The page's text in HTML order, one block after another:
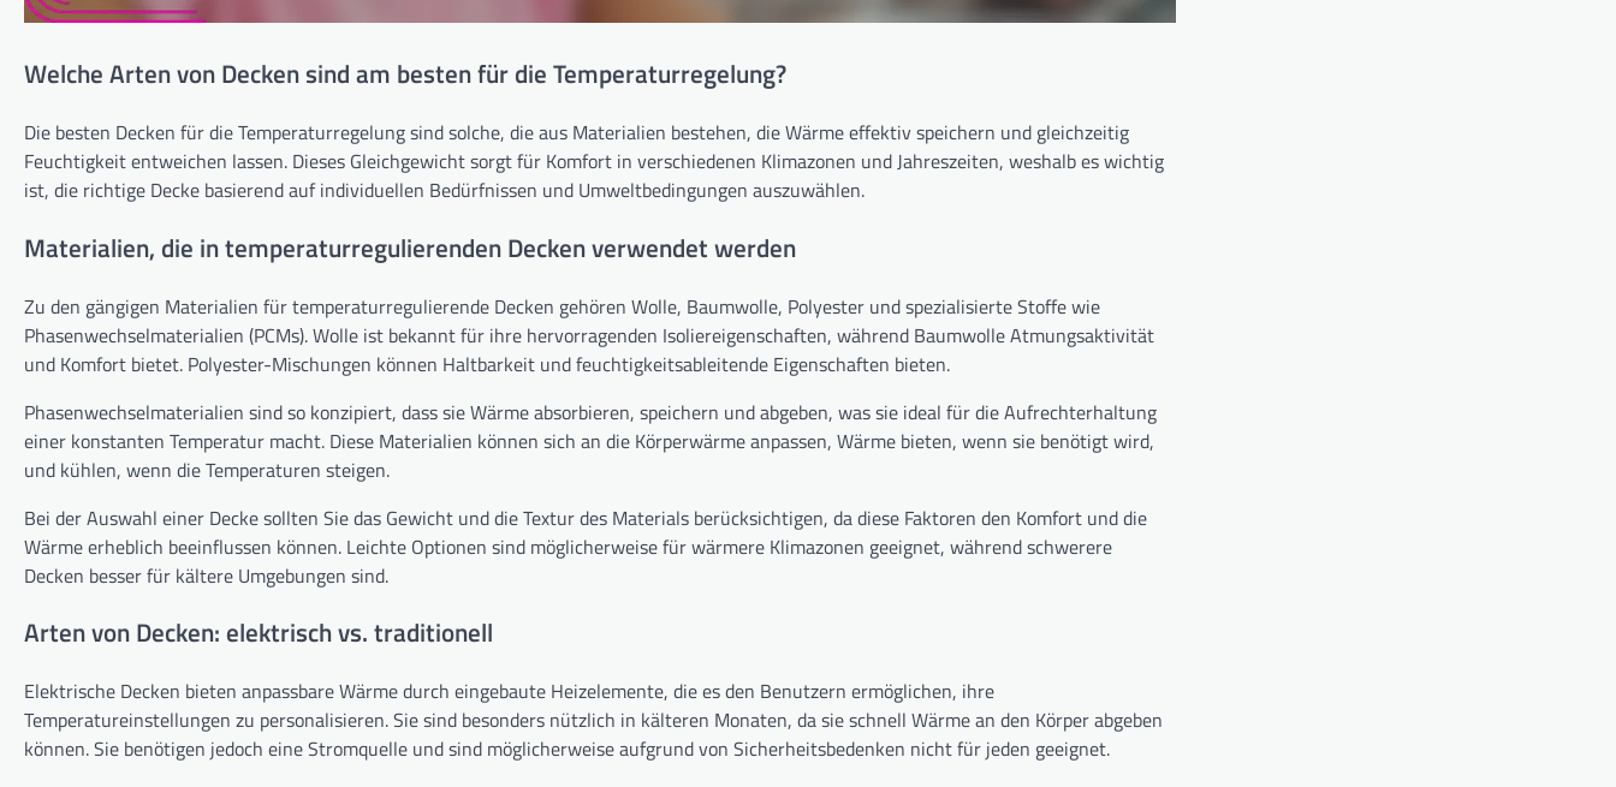
Welche Arten von Decken sind am besten für die Temperaturregelung?
Die besten Decken für die Temperaturregelung sind solche, die aus Materialien bestehen, die Wärme effektiv speichern und gleichzeitig
Feuchtigkeit entweichen lassen. Dieses Gleichgewicht sorgt für Komfort in verschiedenen Klimazonen und Jahreszeiten, weshalb es wichtig
ist, die richtige Decke basierend auf individuellen Bedürfnissen und Umweltbedingungen auszuwählen.
Materialien, die in temperaturregulierenden Decken verwendet werden
Zu den gängigen Materialien für temperaturregulierende Decken gehören Wolle, Baumwolle, Polyester und spezialisierte Stoffe wie
Phasenwechselmaterialien (PCMs). Wolle ist bekannt für ihre hervorragenden Isoliereigenschaften, während Baumwolle Atmungsaktivität
und Komfort bietet. Polyester-Mischungen können Haltbarkeit und feuchtigkeitsableitende Eigenschaften bieten.
Phasenwechselmaterialien sind so konzipiert, dass sie Wärme absorbieren, speichern und abgeben, was sie ideal für die Aufrechterhaltung
einer konstanten Temperatur macht. Diese Materialien können sich an die Körperwärme anpassen, Wärme bieten, wenn sie benötigt wird,
und kühlen, wenn die Temperaturen steigen.
Bei der Auswahl einer Decke sollten Sie das Gewicht und die Textur des Materials berücksichtigen, da diese Faktoren den Komfort und die
Wärme erheblich beeinflussen können. Leichte Optionen sind möglicherweise für wärmere Klimazonen geeignet, während schwerere
Decken besser für kältere Umgebungen sind.
Arten von Decken: elektrisch vs. traditionell
Elektrische Decken bieten anpassbare Wärme durch eingebaute Heizelemente, die es den Benutzern ermöglichen, ihre
Temperatureinstellungen zu personalisieren. Sie sind besonders nützlich in kälteren Monaten, da sie schnell Wärme an den Körper abgeben
können. Sie benötigen jedoch eine Stromquelle und sind möglicherweise aufgrund von Sicherheitsbedenken nicht für jeden geeignet.